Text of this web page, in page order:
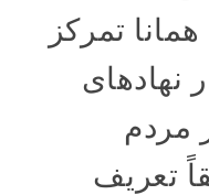
تمرکز
مردم
تعریف